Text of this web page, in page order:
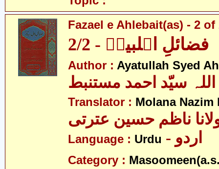
Fazael e Ahlebait(as) - 2 of
فضائلِ اہلبیتؑ - 2/2
Author : Ayatullah Syed
سیّد احمد مستنبط
Translator : Molana
ناظم حسین عترتی
Language : Urdu - اردو
Category :